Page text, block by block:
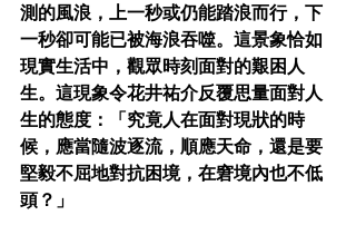
測的⾵浪，上⼀秒或仍能踏浪⽽⾏，下
⼀秒卻可能已被海浪吞噬。這景象恰如
現實⽣活中，觀眾時刻⾯對的艱困⼈
⽣。這現象令花井祐介反覆思量⾯對⼈
⽣的態度：「究竟⼈在⾯對現狀的時
候，應當隨波逐流，順應天命，還是要
堅毅不屈地對抗困境，在窘境內也不低
頭？」